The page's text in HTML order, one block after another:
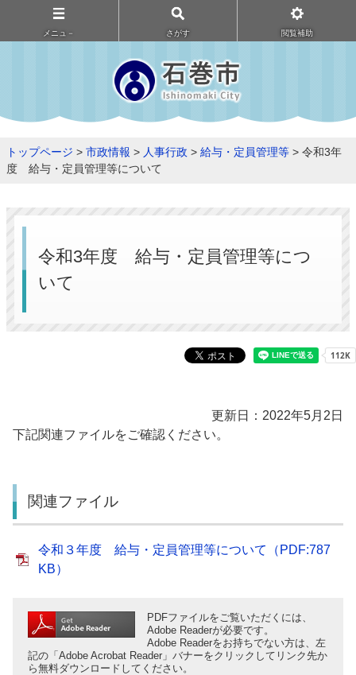
メニュ－ さがす 閲覧補助
トップページ > 市政情報 > 人事行政 > 給与・定員管理等 > 令和3年
度 給与・定員管理等について
令和3年度 給与・定員管理等につ
いて
更新日：2022年5月2日
下記関連ファイルをご確認ください。
関連ファイル
令和３年度 給与・定員管理等について（PDF:787
KB）
PDFファイルをご覧いただくには、
Adobe Readerが必要です。
Adobe Readerをお持ちでない方は、左
記の「Adobe Acrobat Reader」バナーをクリックしてリンク先か
ら無料ダウンロードしてください。